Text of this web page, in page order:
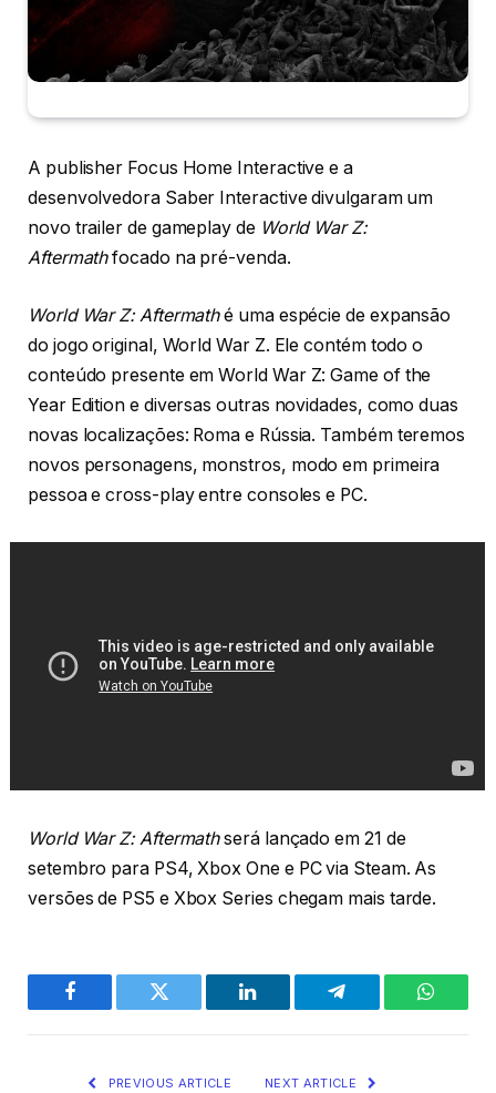
A publisher Focus Home Interactive e a
desenvolvedora Saber Interactive divulgaram um
novo trailer de gameplay de World War Z:
Aftermathfocado na pré-venda.
World War Z: Aftermathé uma espécie de expansão
do jogo original, World War Z. Ele contém todo o
conteúdo presente em World War Z: Game of the
Year Edition e diversas outras novidades, como duas
novas localizações: Roma e Rússia. Também teremos
novos personagens, monstros, modo em primeira
pessoa e cross-play entre consoles e PC.
World War Z: Aftermathserá lançado em 21 de
setembro para PS4, Xbox One e PC via Steam. As
versões de PS5 e Xbox Series chegam mais tarde.
Facebook Twitter LinkedIn Telegram
PREVIOUS ARTICLE NEXT ARTICLE